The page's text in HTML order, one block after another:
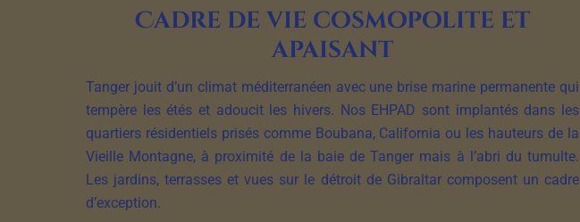
Cadre de vie cosmopolite et
apaisant
Tanger jouit d’un climat méditerranéen avec une brise marine permanente qui
tempère les étés et adoucit les hivers. Nos EHPAD sont implantés dans les
quartiers résidentiels prisés comme Boubana, California ou les hauteurs de la
Vieille Montagne, à proximité de la baie de Tanger mais à l’abri du tumulte.
Les jardins, terrasses et vues sur le détroit de Gibraltar composent un cadre
d’exception.